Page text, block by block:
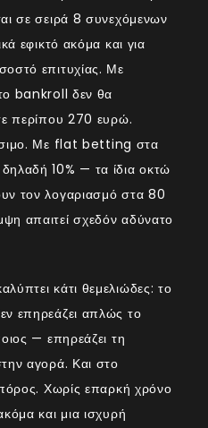
σε σειρά 8 συνεχόμενων
εφικτό ακόμα και για
επιτυχίας. Με
bankroll δεν θα
περίπου 270 ευρώ.
Με flat betting στα
10% — τα ίδια οκτώ
τον λογαριασμό στα 80
απαιτεί σχεδόν αδύνατο
κάτι θεμελιώδες: το
επηρεάζει απλώς το
— επηρεάζει τη
αγορά. Και στο
Χωρίς επαρκή χρόνο
και μια ισχυρή